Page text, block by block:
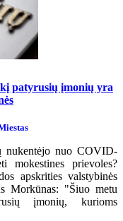
patyrusių įmonių yra
nukentėjo nuo COVID-
prievoles?
apskrities valstybinės
Morkūnas: "Šiuo metu
įmonių, kurioms